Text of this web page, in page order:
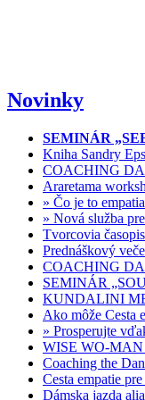
Novinky
SEMINÁR
Kniha Sandry
COACHING
Araretama
» Čo je to
» Nová služba
Tvorcovia
Prednáškový
COACHING
SEMINÁR
KUNDALINI
Ako môže Cesta
» Prosperujte
WISE WO-
Coaching the
Cesta empatie
Dámska jazda